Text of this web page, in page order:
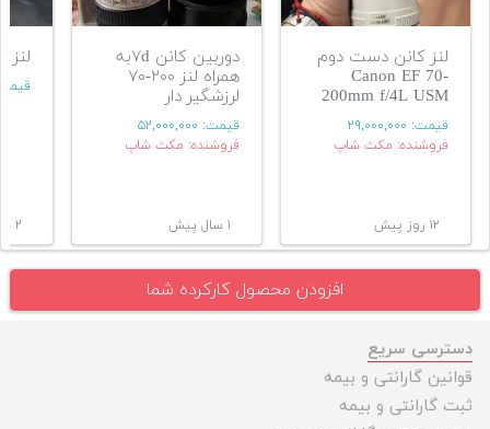
لنز کانن دست دوم
Canon EF 70-
200mm f/4L USM
قیمت: ۲۹,۰۰۰,۰۰۰
فروشنده: مکث شاپ
۱۲ روز پیش
دوربین کانن ۷dبه
همراه لنز ۲۰۰-۷۰
لرزشگیر دار
قیمت: ۵۲,۰۰۰,۰۰۰
فروشنده: مکث شاپ
۱ سال پیش
لنز
۲ سال پیش
افزودن محصول کارکرده شما
دسترسی سریع
قوانین گارانتی و بیمه
ثبت گارانتی و بیمه